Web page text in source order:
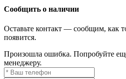
Сообщить о наличии
Оставьте контакт — сообщим, как
появится.
Произошла ошибка. Попробуйте
менеджеру.